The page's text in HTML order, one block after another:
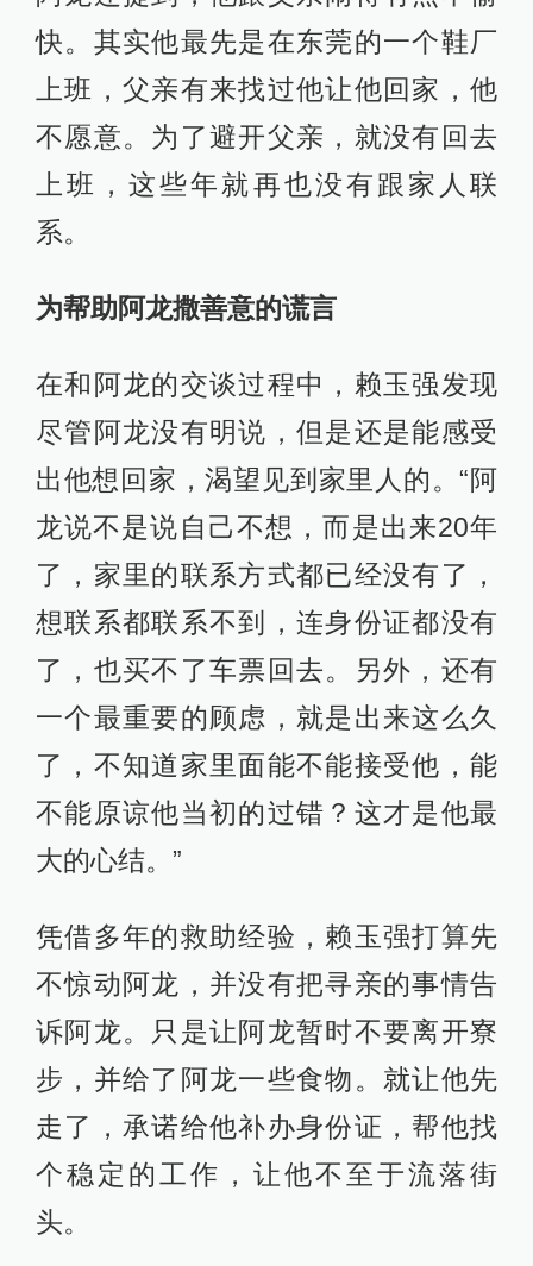
快。其实他最先是在东莞的一个鞋厂
上班，父亲有来找过他让他回家，他
不愿意。为了避开父亲，就没有回去
上班，这些年就再也没有跟家人联
系。
为帮助阿龙撒善意的谎言
在和阿龙的交谈过程中，赖玉强发现
尽管阿龙没有明说，但是还是能感受
出他想回家，渴望见到家里人的。“阿
龙说不是说自己不想，而是出来20年
了，家里的联系方式都已经没有了，
想联系都联系不到，连身份证都没有
了，也买不了车票回去。另外，还有
一个最重要的顾虑，就是出来这么久
了，不知道家里面能不能接受他，能
不能原谅他当初的过错？这才是他最
大的心结。”
凭借多年的救助经验，赖玉强打算先
不惊动阿龙，并没有把寻亲的事情告
诉阿龙。只是让阿龙暂时不要离开寮
步，并给了阿龙一些食物。就让他先
走了，承诺给他补办身份证，帮他找
个稳定的工作，让他不至于流落街
头。